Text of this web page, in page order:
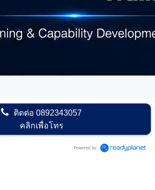
ติดต่อ0892343057
คลิกเพื่อโทร